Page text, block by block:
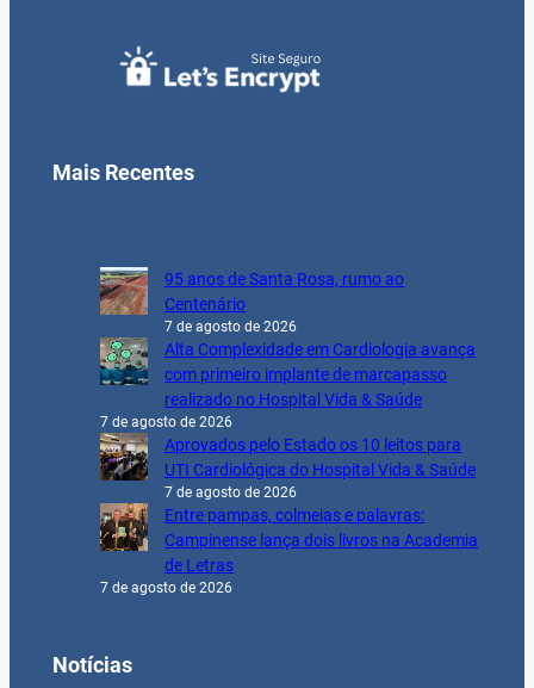
Mais Recentes
95 anos de Santa Rosa, rumo ao
Centenário
7 de agosto de 2026
Alta Complexidade em Cardiologia avança
com primeiro implante de marcapasso
realizado no Hospital Vida & Saúde
7 de agosto de 2026
Aprovados pelo Estado os 10 leitos para
UTI Cardiológica do Hospital Vida & Saúde
7 de agosto de 2026
Entre pampas, colmeias e palavras:
Campinense lança dois livros na Academia
de Letras
7 de agosto de 2026
Notícias